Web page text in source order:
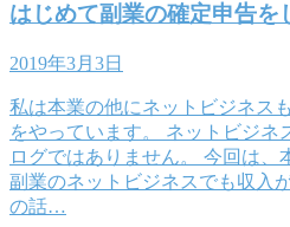
はじめて副業の確定申告を
2019年3月3日
私は本業の他にネットビジネス
をやっています。 ネットビジネ
ログではありません。 今回は、
副業のネットビジネスでも収入
の話…